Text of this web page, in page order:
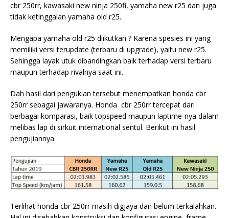
cbr 250rr, kawasaki new ninja 250fi, yamaha new r25 dan juga
tidak ketinggalan yamaha old r25.
Mengapa yamaha old r25 diikutkan ? Karena spesies ini yang
memiliki versi terupdate (terbaru di upgrade), yaitu new r25.
Sehingga layak utuk dibandingkan baik terhadap versi terbaru
maupun terhadap rivalnya saat ini.
Dah hasil dari pengukian tersebut menempatkan honda cbr
250rr sebagai jawaranya. Honda cbr 250rr tercepat dari
berbagai komparasi, baik topspeed maupun laptime-nya dalam
melibas lap di sirkuit international sentul. Berikut ini hasil
pengujiannya
Terlihat honda cbr 250rr masih digjaya dan belum terkalahkan.